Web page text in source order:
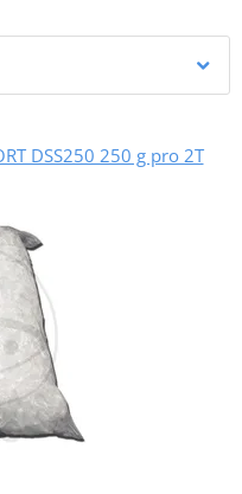
DSS250 250 g pro 2T